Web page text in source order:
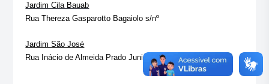
Jardim Cila Bauab
Rua Thereza Gasparotto Bagaiolo s/nº
Jardim São José
Rua Inácio de Almeida Prado Junior, 55